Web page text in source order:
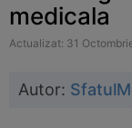
medicala
Actualizat: 31
Autor: